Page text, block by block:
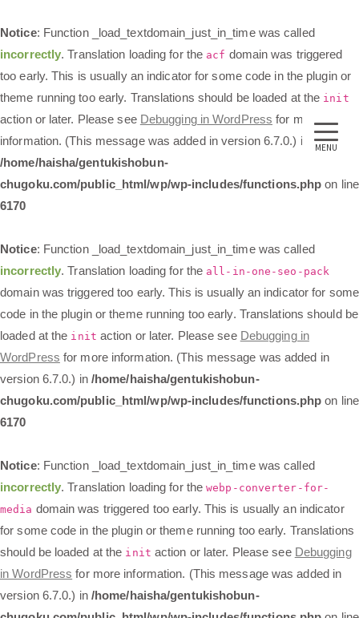
Notice: Function _load_textdomain_just_in_time was called
incorrectly. Translation loading for the acf domain was triggered
too early. This is usually an indicator for some code in the plugin or
theme running too early. Translations should be loaded at the init
action or later. Please see Debugging in WordPress for more
information. (This message was added in version 6.7.0.) in
/home/haisha/gentukishobun-
chugoku.com/public_html/wp/wp-includes/functions.php on line
6170
Notice: Function _load_textdomain_just_in_time was called
incorrectly. Translation loading for the all-in-one-seo-pack
domain was triggered too early. This is usually an indicator for some
code in the plugin or theme running too early. Translations should be
loaded at the init action or later. Please see Debugging in
WordPress for more information. (This message was added in
version 6.7.0.) in /home/haisha/gentukishobun-
chugoku.com/public_html/wp/wp-includes/functions.php on line
6170
Notice: Function _load_textdomain_just_in_time was called
incorrectly. Translation loading for thewebp-converter-for-
media domain was triggered too early. This is usually an indicator
for some code in the plugin or theme running too early. Translations
should be loaded at the init action or later. Please see Debugging
in WordPress for more information. (This message was added in
version 6.7.0.) in /home/haisha/gentukishobun-
MENU